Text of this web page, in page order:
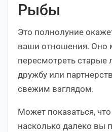
Рыбы
Это полнолуние
ваши отношения. Оно
пересмотреть старые
дружбу или
свежим взглядом.
Может показаться,
насколько далеко вы